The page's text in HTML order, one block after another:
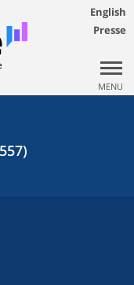
English
Presse
MENU